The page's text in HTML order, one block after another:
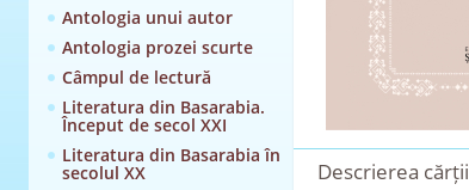
Antologia unui autor
Antologia prozei scurte
Câmpul de lectură
Literatura din Basarabia.
Început de secol XXI
Literatura din Basarabia în
secolul XX
Descrierea cărții